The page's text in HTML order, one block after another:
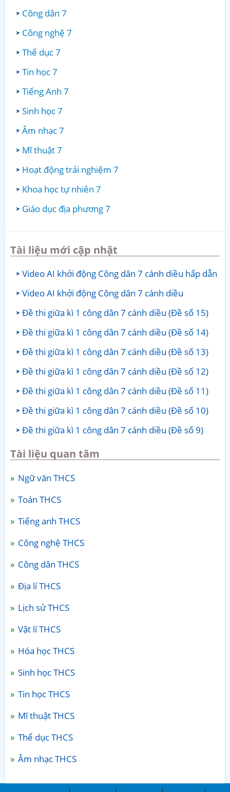
Công dân 7
Công nghệ 7
Thể dục 7
Tin học 7
Tiếng Anh 7
Sinh học 7
Âm nhạc 7
Mĩ thuật 7
Hoạt động trải nghiệm 7
Khoa học tự nhiên 7
Giáo dục địa phương 7
Tài liệu mới cập nhật
Video AI khởi động Công dân 7 cánh diều hấp dẫn
Video AI khởi động Công dân 7 cánh diều
Đề thi giữa kì 1 công dân 7 cánh diều (Đề số 15)
Đề thi giữa kì 1 công dân 7 cánh diều (Đề số 14)
Đề thi giữa kì 1 công dân 7 cánh diều (Đề số 13)
Đề thi giữa kì 1 công dân 7 cánh diều (Đề số 12)
Đề thi giữa kì 1 công dân 7 cánh diều (Đề số 11)
Đề thi giữa kì 1 công dân 7 cánh diều (Đề số 10)
Đề thi giữa kì 1 công dân 7 cánh diều (Đề số 9)
Tài liệu quan tâm
Ngữ văn THCS
Toán THCS
Tiếng anh THCS
Công nghệ THCS
Công dân THCS
Địa lí THCS
Lịch sử THCS
Vật lí THCS
Hóa học THCS
Sinh học THCS
Tin học THCS
Mĩ thuật THCS
Thể dục THCS
Âm nhạc THCS